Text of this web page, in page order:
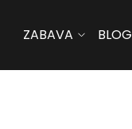
ZABAVA BLOG